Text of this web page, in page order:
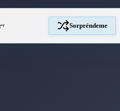
▾ Sorpréndeme